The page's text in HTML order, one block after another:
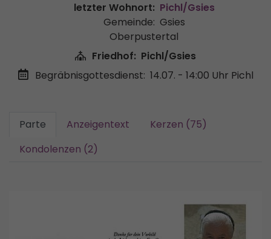
letzter Wohnort: Pichl/Gsies
Gemeinde: Gsies
Oberpustertal
Friedhof: Pichl/Gsies
Begräbnisgottesdienst: 14.07. - 14:00 Uhr Pichl
Parte Anzeigentext
Kerzen (75)
Kondolenzen (2)